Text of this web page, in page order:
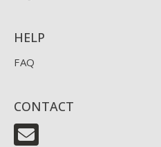
HELP
FAQ
CONTACT